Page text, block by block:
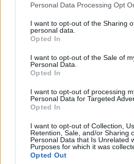
Personal Data Processing Opt
I want to opt-out of the Sharing
personal data.
Opted In
I want to opt-out of the Sale of
Personal Data.
Opted In
I want to opt-out of processing
Personal Data for Targeted
Opted In
I want to opt-out of Collection,
Retention, Sale, and/or Sharing
Personal Data that Is Unrelated
Purposes for which it was
Opted Out
Εκμεταλλεύσου τη για να
κάτι σημαντικό. Μην φορτώνεσαι
Σήμερα η ισορροπία φέρνει
ΥΔΡΟΧΟΟΣ
πλαισίου, αλλά έχει νόημα. Μην
θάψεις. Κάνε ένα μικρό πείραμα.
Σήμερα το διαφορετικό σου